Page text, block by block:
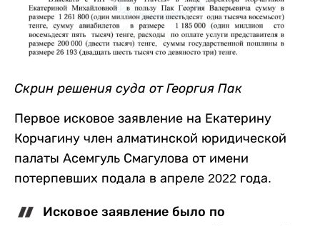
Скрин решения суда от Георгия Пак
Первое исковое заявление на Екатерину
Корчагину член алматинской юридической
палаты Асемгуль Смагулова от имени
потерпевших подала в апреле 2022 года.
Исковое заявление было по